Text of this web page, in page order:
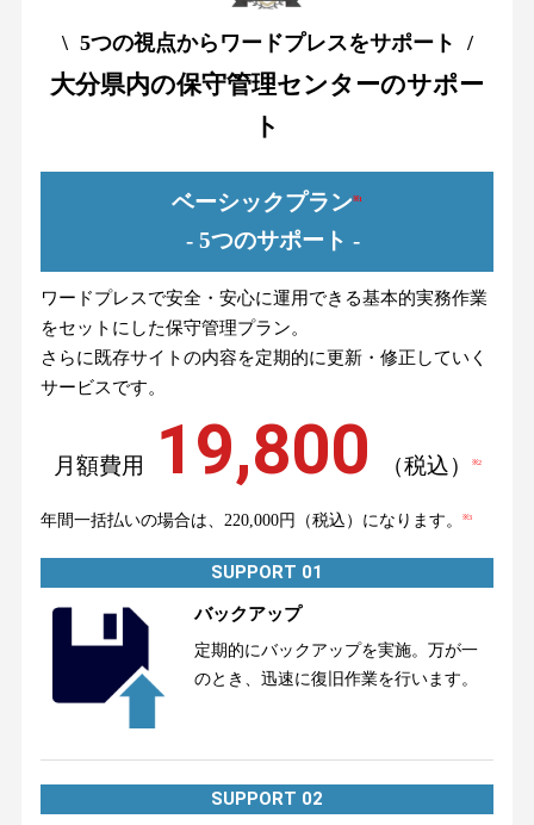
\ 5つの視点からワードプレスをサポート /
大分県内の保守管理センターのサポー
ト
ベーシックプラン※1
- 5つのサポート -
ワードプレスで安全・安心に運用できる基本的実務作業
をセットにした保守管理プラン。
さらに既存サイトの内容を定期的に更新・修正していく
サービスです。
月額費用 19,800 （税込） ※2
年間一括払いの場合は、220,000円（税込）になります。※3
SUPPORT 01
バックアップ
定期的にバックアップを実施。万が一
のとき、迅速に復旧作業を行います。
SUPPORT 02